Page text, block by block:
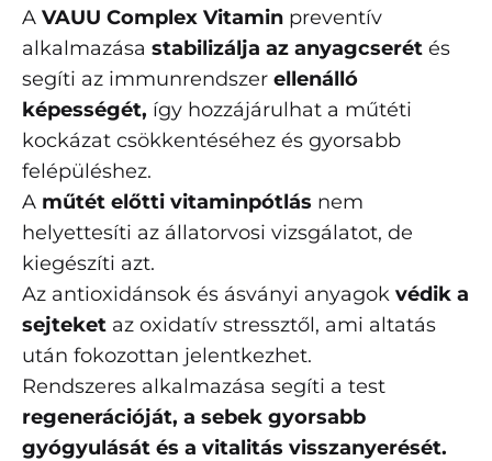
A VAUU Complex Vitamin preventív
alkalmazása stabilizálja az anyagcserét és
segíti az immunrendszer ellenálló
képességét, így hozzájárulhat a műtéti
kockázat csökkentéséhez és gyorsabb
felépüléshez.
A műtét előtti vitaminpótlás nem
helyettesíti az állatorvosi vizsgálatot, de
kiegészíti azt.
Az antioxidánsok és ásványi anyagok védik a
sejteket az oxidatív stressztől, ami altatás
után fokozottan jelentkezhet.
Rendszeres alkalmazása segíti a test
regenerációját, a sebek gyorsabb
gyógyulását és a vitalitás visszanyerését.